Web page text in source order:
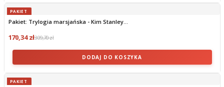
PAKIET
Pakiet: Trylogia marsjańska - Kim Stanley...
170,34 zł309,70 zł
DODAJ DO KOSZYKA
PAKIET